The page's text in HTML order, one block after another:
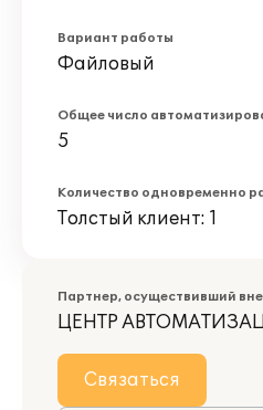
Вариант работы
Файловый
Общее число
5
Количество одновременно
Толстый клиент: 1
Партнер, осуществивший
ЦЕНТР
Связаться